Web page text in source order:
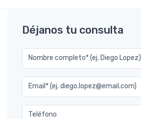
Déjanos tu consulta
Nombre completo* (ej. Diego Lopez)
Email* (ej. diego.lopez@email.com)
Teléfono